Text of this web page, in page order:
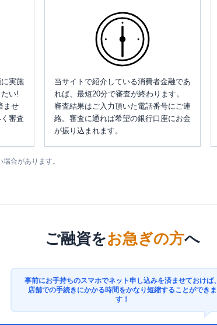
実施
い!
ませ
審査
当サイトで紹介している消費者金融であ
れば、最短20分で審査が終わります。
審査結果はご入力頂いた電話番号にご連
絡。審査に通れば希望の銀行口座にお金
が振り込まれます。
合があります。
ご融資をお急ぎの方へ
事前にお手持ちのスマホでネット申し込みを済ませておけば、
店舗での手続きにかかる時間をかなり短縮することができま
す！